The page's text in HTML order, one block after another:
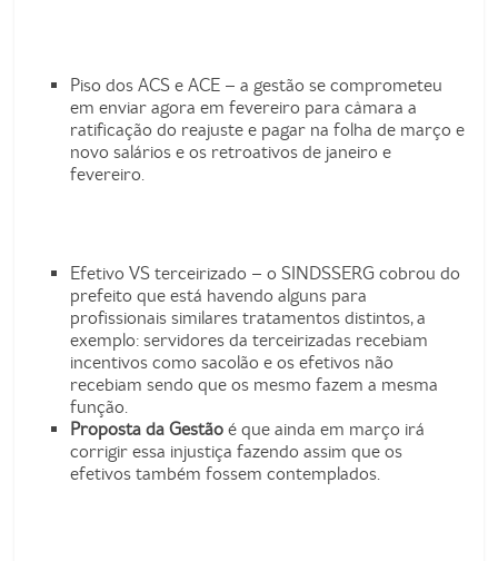
Piso dos ACS e ACE – a gestão se comprometeu
em enviar agora em fevereiro para câmara a
ratificação do reajuste e pagar na folha de março e
novo salários e os retroativos de janeiro e
fevereiro.
Efetivo VS terceirizado – o SINDSSERG cobrou do
prefeito que está havendo alguns para
profissionais similares tratamentos distintos, a
exemplo: servidores da terceirizadas recebiam
incentivos como sacolão e os efetivos não
recebiam sendo que os mesmo fazem a mesma
função.
Proposta da Gestão é que ainda em março irá
corrigir essa injustiça fazendo assim que os
efetivos também fossem contemplados.